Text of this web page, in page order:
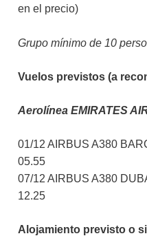
en el precio)
Grupo mínimo de 10
Vuelos previstos (a
Aerolínea EMIRATES
01/12 AIRBUS A380
05.55
07/12 AIRBUS A380
12.25
Alojamiento previsto o